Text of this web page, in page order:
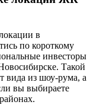
в
по короткому
инвесторы
Такой
вида из шоу-рума, а
вы выбираете